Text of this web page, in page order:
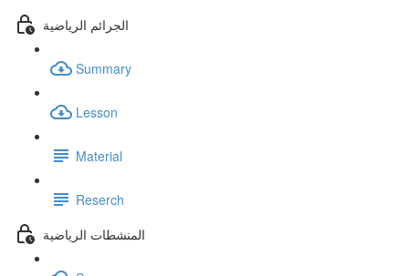
الجرائم الرياضية
Summary
Lesson
Material
Reserch
المنشطات الرياضية